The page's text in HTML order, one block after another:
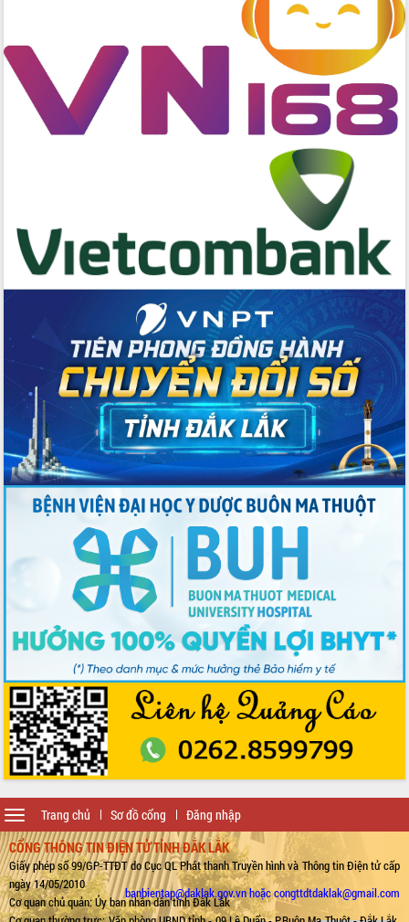
Trang chủ Sơ đồ cổng Đăng nhập
Toggle
navigation
CỔNG THÔNG TIN ĐIỆN TỬ TỈNH ĐẮK LẮK
Giấy phép số 99/GP-TTĐT do Cục QL Phát thanh Truyền hình và Thông tin Điện tử cấp
ngày 14/05/2010
Cơ quan chủ quản: Ủy ban nhân dân tỉnh Đắk Lắk
banbientap@daklak.gov.vn hoặc congttdtdaklak@gmail.com